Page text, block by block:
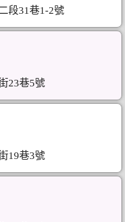
段31巷1-2號
23巷5號
19巷3號